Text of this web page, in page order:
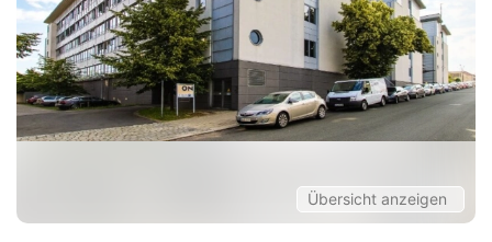
Übersicht anzeigen